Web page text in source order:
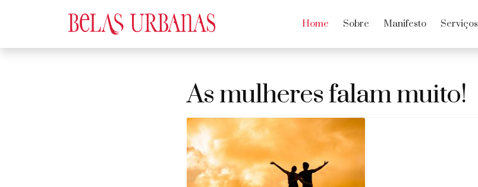
Home Sobre Manifesto Serviços
As mulheres falam muito!